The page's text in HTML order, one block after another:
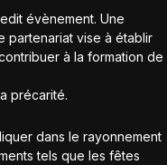
évènement. Une
partenariat vise à établir
à la formation de
précarité.
dans le rayonnement
tels que les fêtes